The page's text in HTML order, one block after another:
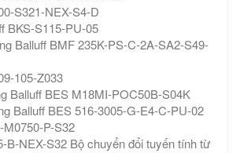
S321-NEX-S4-D
BKS-S115-PU-05
Balluff BMF 235K-PS-C-2A-SA2-S49-
105-Z033
Balluff BES M18MI-POC50B-S04K
Balluff BES 516-3005-G-E4-C-PU-02
P-S32
B-NEX-S32 Bộ chuyển đổi tuyến tính từ